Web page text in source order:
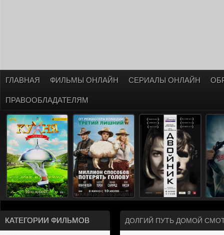
ГЛАВНАЯ ФИЛЬМЫ ОНЛАЙН СЕРИАЛЫ ОНЛАЙН
ПРАВООБЛАДАТЕЛЯМ
КАТЕГОРИИ ФИЛЬМОВ ДОЛГИЙ ПУТЬ ДОМОЙ